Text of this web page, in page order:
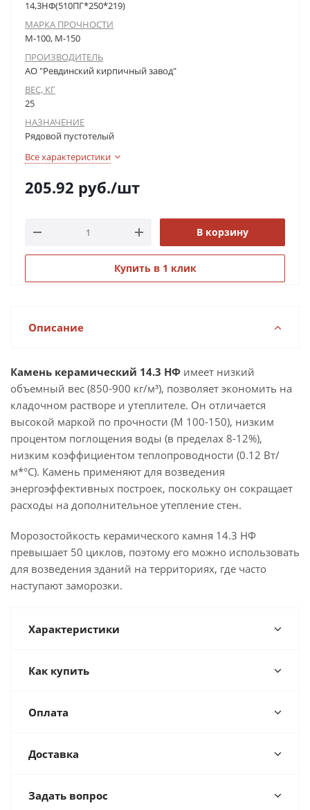
14,3НФ(510ПГ*250*219)
МАРКА ПРОЧНОСТИ
М-100, М-150
ПРОИЗВОДИТЕЛЬ
АО "Ревдинский кирпичный завод"
ВЕС, КГ
25
НАЗНАЧЕНИЕ
Рядовой пустотелый
Все характеристики
205.92 руб./шт
В корзину
Купить в 1 клик
Описание
Камень керамический 14.3 НФ имеет низкий
объемный вес (850-900 кг/м³), позволяет экономить на
кладочном растворе и утеплителе. Он отличается
высокой маркой по прочности (М 100-150), низким
процентом поглощения воды (в пределах 8-12%),
низким коэффициентом теплопроводности (0.12 Вт/
м*°C). Камень применяют для возведения
энергоэффективных построек, поскольку он сокращает
расходы на дополнительное утепление стен.
Морозостойкость керамического камня 14.3 НФ
превышает 50 циклов, поэтому его можно использовать
для возведения зданий на территориях, где часто
наступают заморозки.
Характеристики
Как купить
Оплата
Доставка
Задать вопрос